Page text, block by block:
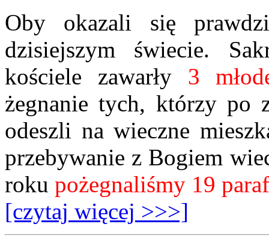
Oby okazali się
dzisiejszym świecie.
kościele zawarły 3
żegnanie tych, którzy po
odeszli na wieczne
przebywanie z Bogiem
roku pożegnaliśmy 19
[czytaj więcej >>>]